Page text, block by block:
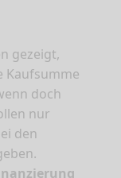
gezeigt,
Kaufsumme
doch
nur
den